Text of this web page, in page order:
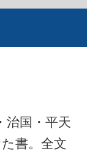
治国・平天
書。全文